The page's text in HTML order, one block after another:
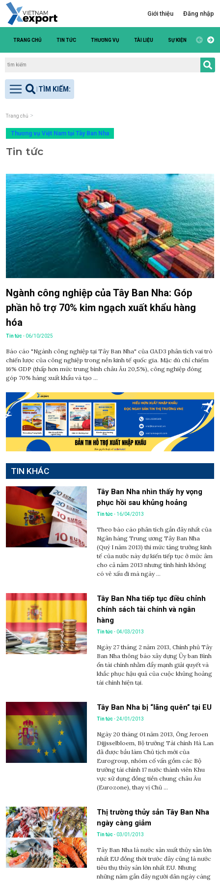
Giới thiệu Đăng nhập
TRANG CHỦ TIN TỨC THƯƠNG VỤ TÀI LIỆU SỰ KIỆN DANH
Trang chủ
Thương vụ Việt Nam tại Tây Ban Nha
Tin tức
Ngành công nghiệp của Tây Ban Nha: Góp
phần hỗ trợ 70% kim ngạch xuất khẩu hàng
hóa
Tin tức- 06/10/2025
Báo cáo "Ngành công nghiệp tại Tây Ban Nha" của GAD3 phân tích vai trò
chiến lược của công nghiệp trong nền kinh tế quốc gia. Mặc dù chỉ chiếm
16% GDP (thấp hơn mức trung bình châu Âu 20,5%), công nghiệp đóng
góp 70% hàng xuất khẩu và tạo ...
TIN KHÁC
Tây Ban Nha nhìn thấy hy vọng
phục hồi sau khủng hoảng
Tin tức- 16/04/2013
Theo báo cáo phân tích gần đây nhất của
Ngân hàng Trung ương Tây Ban Nha
(Quý I năm 2013) thì mức tăng trưởng kinh
tế của nước này dự kiến tiếp tục ở mức âm
cho cả năm 2013 nhưng tình hình không
có vẻ xấu đi mà ngày ...
Tây Ban Nha tiếp tục điều chỉnh
chính sách tài chính và ngân
hàng
Tin tức- 04/03/2013
Ngày 27 tháng 2 năm 2013, Chính phủ Tây
Ban Nha thông báo xây dựng Ủy ban Bình
ổn tài chính nhằm đẩy mạnh giải quyết và
khắc phục hậu quả của cuộc khủng hoảng
tài chính hiện tại.
Tây Ban Nha bị “lãng quên” tại EU
Tin tức- 24/01/2013
Ngày 20 tháng 01 năm 2013, Ông Jeroen
Dijjsselbloem, Bộ trưởng Tài chính Hà Lan
đã được bầu làm Chủ tịch mới của
Eurogroup, nhóm cố vấn gồm các Bộ
trưởng tài chính 17 nước thành viên Khu
vực sử dụng đồng tiền chung châu Âu
(Eurozone), thay vị Chủ ...
Thị trường thủy sản Tây Ban Nha
ngày càng giảm
Tin tức- 03/01/2013
Tây Ban Nha là nước sản xuất thủy sản lớn
nhất EU đồng thời trước đây cũng là nước
tiêu thụ thủy sản lớn nhất EU. Nhưng
những năm gần đây người dân ngày càng